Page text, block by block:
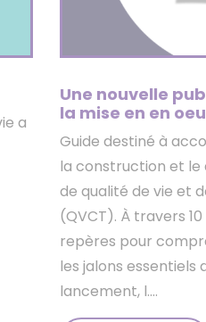
a
Une nouvelle
la mise en en
Guide destiné à
la construction et
de qualité de vie et
(QVCT). À travers
repères pour
les jalons essentiels
lancement, l....